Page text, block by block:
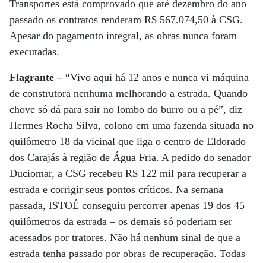
Transportes está comprovado que até dezembro do ano
passado os contratos renderam R$ 567.074,50 à CSG.
Apesar do pagamento integral, as obras nunca foram
executadas.
Flagrante –“Vivo aqui há 12 anos e nunca vi máquina
de construtora nenhuma melhorando a estrada. Quando
chove só dá para sair no lombo do burro ou a pé”, diz
Hermes Rocha Silva, colono em uma fazenda situada no
quilômetro 18 da vicinal que liga o centro de Eldorado
dos Carajás à região de Água Fria. A pedido do senador
Duciomar, a CSG recebeu R$ 122 mil para recuperar a
estrada e corrigir seus pontos críticos. Na semana
passada, ISTOÉ conseguiu percorrer apenas 19 dos 45
quilômetros da estrada – os demais só poderiam ser
acessados por tratores. Não há nenhum sinal de que a
estrada tenha passado por obras de recuperação. Todas